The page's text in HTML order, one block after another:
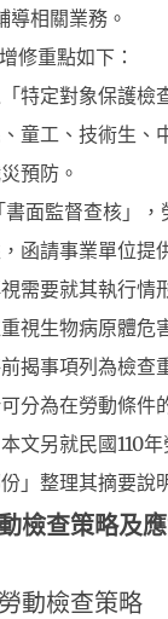
導相關業務。
修重點如下：
特定對象保護檢
童工、技術生、
預防。
面監督查核」，
函請事業單位提
需要就其執行情
視生物病原體危
揭事項列為檢查
分為在勞動條件
文另就民國110
」整理其摘要說
檢查策略及
動檢查策略